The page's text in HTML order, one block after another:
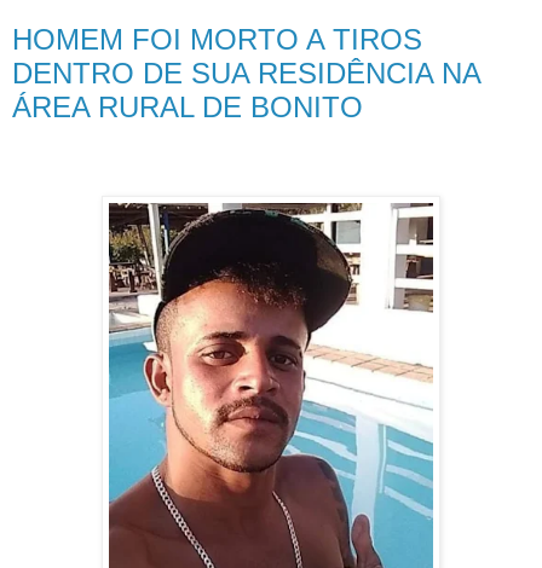
HOMEM FOI MORTO A TIROS
DENTRO DE SUA RESIDÊNCIA NA
ÁREA RURAL DE BONITO